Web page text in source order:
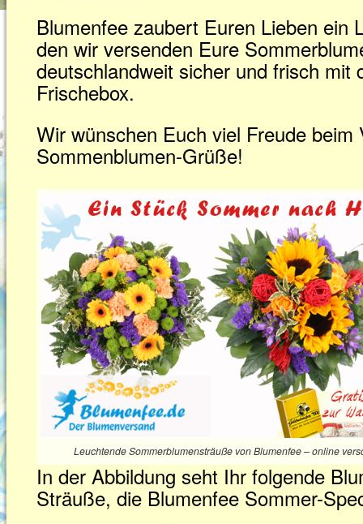
Blumenfee zaubert Euren Lieben ein
den wir versenden Eure
deutschlandweit sicher und frisch mit
Frischebox.
Wir wünschen Euch viel Freude beim
Sommenblumen-Grüße!
Leuchtende Sommerblumensträuße von Blumenfee – online
In der Abbildung seht Ihr folgende
Sträuße, die Blumenfee Sommer-